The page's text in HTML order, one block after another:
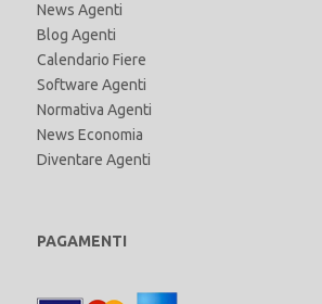
News Agenti
Blog Agenti
Calendario Fiere
Software Agenti
Normativa Agenti
News Economia
Diventare Agenti
PAGAMENTI